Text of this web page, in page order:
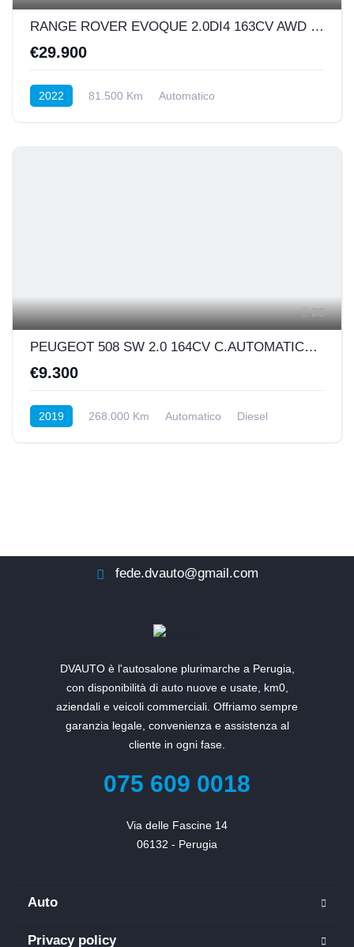
RANGE ROVER EVOQUE 2.0DI4 163CV AWD R-DYNAMIC HSE MHEV
€29.900
2022 81.500 Km
Automatico
26
PEUGEOT 508 SW 2.0 164CV C.AUTOMATICO ALLURE PACK
€9.300
2019 268.000 Km Automatico
Diesel
fede.dvauto@gmail.com
DVAUTO è l'autosalone plurimarche a Perugia,
con disponibilità di auto nuove e usate, km0,
aziendali e veicoli commerciali. Offriamo sempre
garanzia legale, convenienza e assistenza al
cliente in ogni fase.
075 609 0018
Via delle Fascine 14
06132 - Perugia
Auto
Privacy policy